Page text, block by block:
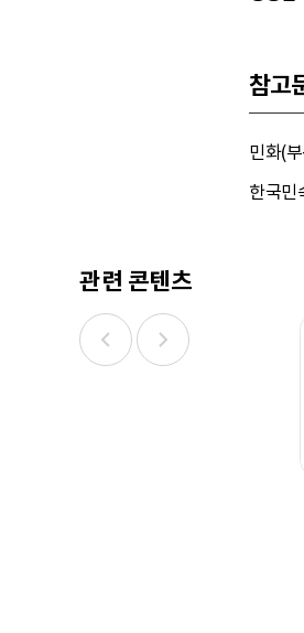
참고
민화(
한국민
관련 콘텐츠